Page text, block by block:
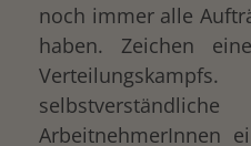
noch immer alle
haben. Zeichen
ArbeitnehmerInnen